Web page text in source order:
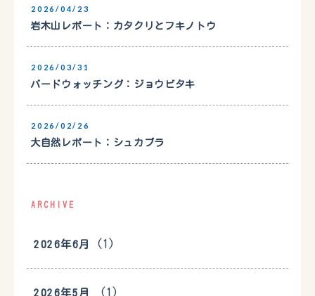
2026/04/23
岩木山レポート：カタクリとフキノトウ
2026/03/31
バードウォッチング：ジョウビタキ
2026/02/26
大自然レポート：シュカブラ
ARCHIVE
2026年6月 (1)
2026年5月 (1)